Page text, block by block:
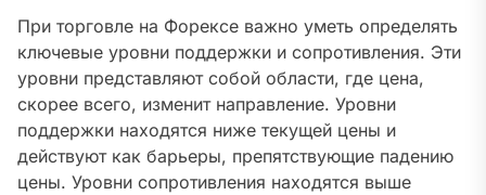
При торговле на Форексе важно уметь определять
ключевые уровни поддержки и сопротивления. Эти
уровни представляют собой области, где цена,
скорее всего, изменит направление. Уровни
поддержки находятся ниже текущей цены и
действуют как барьеры, препятствующие падению
цены. Уровни сопротивления находятся выше